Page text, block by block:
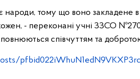
народи, тому що воно закладене
- переконані учні ЗЗСО
співчуттям та